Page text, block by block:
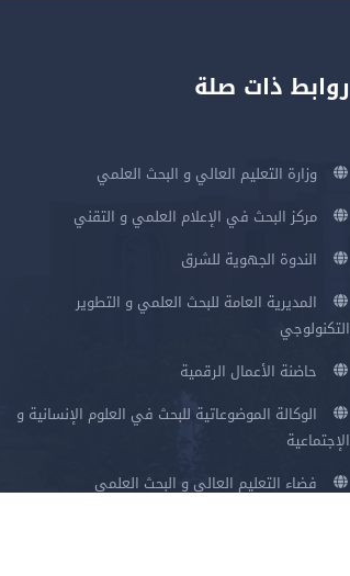
روابط ذات صلة
وزارة التعليم العالي و البحث العلمي
مركز البحث في الإعلام العلمي و التقني
الندوة الجهوية للشرق
المديرية العامة للبحث العلمي و التطوير
التكنولوجي
حاضنة الأعمال الرقمية
الوكالة الموضوعاتية للبحث في العلوم الإنسانية و
الإجتماعية
فضاء التعليم العالي و البحث العلمي